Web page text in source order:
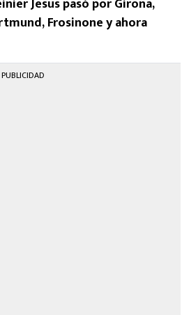
Frosinone y ahora
PUBLICIDAD